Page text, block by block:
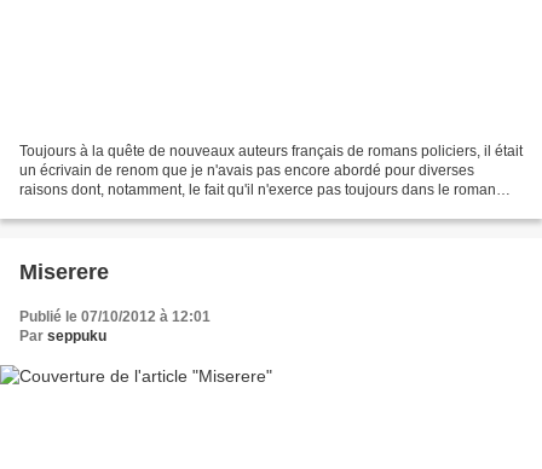
Toujours à la quête de nouveaux auteurs français de romans policiers, il était
un écrivain de renom que je n'avais pas encore abordé pour diverses
raisons dont, notamment, le fait qu'il n'exerce pas toujours dans le roman
Miserere
Publié le 07/10/2012 à 12:01
Par seppuku